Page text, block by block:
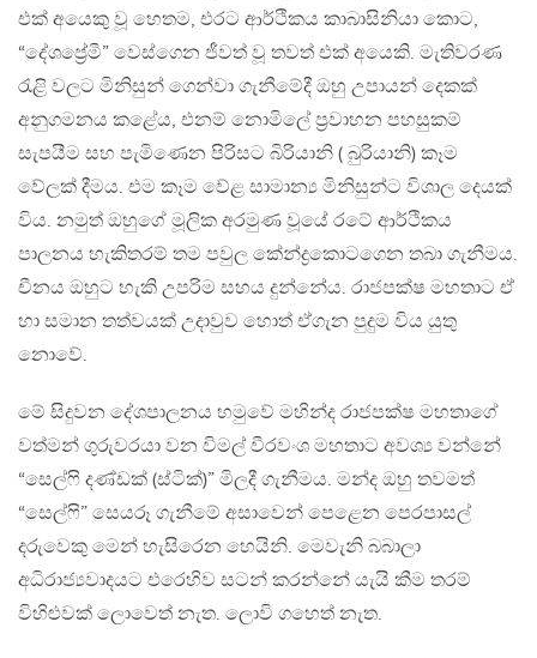
එක් අයෙකු වූ හෙතම, එරට ආර්ථිකය කාබාසිනියා කොට,
“දේශප්‍රේමී” වෙස්ගෙන ජීවත් වූ තවත් එක් අයෙකි. මැතිවරණ
රැළි වලට මිනිසුන් ගෙන්වා ගැනීමේදී ඔහු උපායන් දෙකක්
අනුගමනය කළේය, එනම් නොමිලේ ප්‍රවාහන පහසුකම්
සැපයීම සහ පැමිණෙන පිරිසට බිරියානි ( බුරියානි) කෑම
වේලක් දීමය. එම කෑම වේළ සාමාන්‍ය මිනිසුන්ට විශාල දෙයක්
විය. නමුත් ඔහුගේ මූලික අරමුණ වූයේ රටේ ආර්ථිකය
පාලනය හැකිතරම් තම පවුල කේන්ද්‍රකොටගෙන තබා ගැනීමය.
චීනය ඔහුට හැකි උපරිම සහය දුන්නේය. රාජපක්ෂ මහතාට ඒ
හා සමාන තත්වයක් උදාවුව හොත් ඒගැන පුදුම විය යුතු
නොවේ.
මේ සිදුවන දේශපාලනය හමුවේ මහින්ද රාජපක්ෂ මහතාගේ
වත්මන් ගුරුවරයා වන විමල් වීරවංශ මහතාට අවශ්‍ය වන්නේ
“සෙල්ෆි දණ්ඩක් (ස්ටික්)” මිලදී ගැනීමය. මන්ද ඔහු තවමත්
“සෙල්ෆි” සෙයරූ ගැනීමේ අසාවෙන් පෙළෙන පෙරපාසල්
දරුවෙකු මෙන් හැසිරෙන හෙයිනි. මෙවැනි බබාලා
අධිරාජ්‍යවාදයට එරෙහිව සටන් කරන්නේ යැයි කීම තරම්
විහිළුවක් ලොවෙත් නැත. ලොවි ගහෙත් නැත.